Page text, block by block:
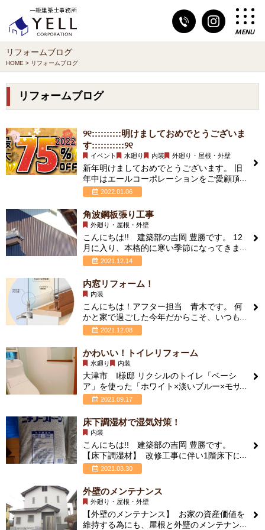
一級建築士事務所
MENU
リフォームブログ
HOME > リフォームブログ
リフォームブログ
୨୧::::::::::明けましておめでとうございま
す:::::::::::୨୧
イベント 水廻り 内装 外廻り・屋根・外壁
新年明けましておめでとうございます。 旧
年中はエールコーポレーションをご愛顧頂
き有難うございました。 本年もどうぞよろ
しくお願
2022.01.06
角波鋼板張り工事
外廻り・屋根・外壁
こんにちは!! 建築部の吉岡 豊勝です。 12
月に入り、本格的に寒い季節になってきま
したね。 今日は、古くなった外壁材
2021.12.14
内窓リフォーム！
内装
こんにちは！アフター担当 青木です。 何
かと家で過ごした今年だからこそ、いつも
以上に家を暖かく家族みんなで過ごしたと
思いませ
2021.12.08
かわいい！トイレリフォーム
水廻り 内装
大津市 I様邸 リクシルのトイレ「ベーシ
ア」を使った「ホワイト×淡いブルー×モザ
イクタイル調」 の組み合わせがナチュラ
2021.09.17
床下調湿材で湿気対策！
内装
こんにちは!! 建築部の吉岡 豊勝です。
【床下調湿材】 改修工事に伴い1階床下に
調湿材を入れさせて頂く工事をさせて
2021.03.30
外壁のメンテナンス
外廻り・屋根・外壁
【外壁のメンテナンス】 お家の資産価値を
維持する為にも、屋根と外壁のメンテナン